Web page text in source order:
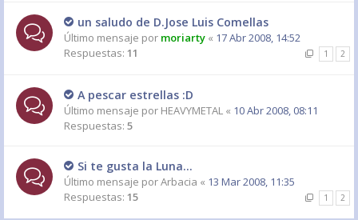
un saludo de D.Jose Luis Comellas
Último mensaje por moriarty « 17 Abr 2008, 14:52
Respuestas: 11 1 2
A pescar estrellas :D
Último mensaje por HEAVYMETAL « 10 Abr 2008, 08:11
Respuestas: 5
Si te gusta la Luna...
Último mensaje porArbacia « 13 Mar 2008, 11:35
Respuestas: 15 1 2